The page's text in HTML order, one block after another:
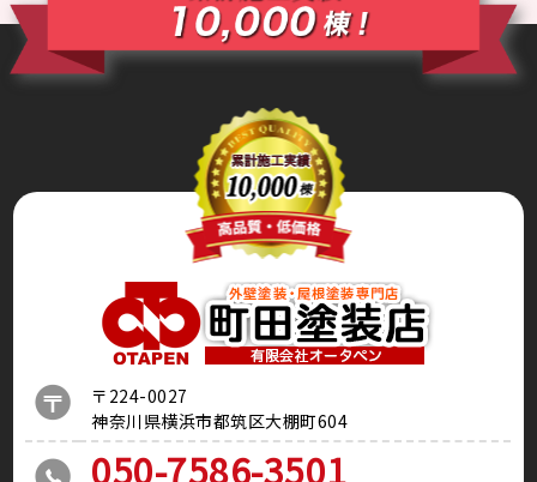
〒224-0027
神奈川県横浜市都筑区大棚町604
050-7586-3501